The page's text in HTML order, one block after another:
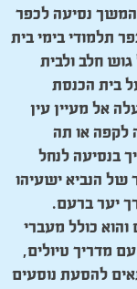
המשך נסיעה לכפר
תלמודי בימי בית
גוש חלב ולבית
בית הכנסת
אל מעיין עין
לקפה או תה
בנסיעה לנחל
של הנביא ישעיהו
יער ברעם.
כולל מעברי
מדריך טיולים,
להסעת נוסעים